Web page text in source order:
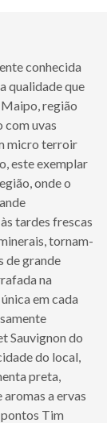
conhecida
qualidade que
região
com uvas
micro terroir
este exemplar
onde o
tardes frescas
tornam-
de grande
na
em cada
Sauvignon do
do local,
preta,
a ervas
Tim